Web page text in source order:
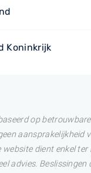
Koninkrijk
op
aansprakelijkheid
website dient enkel
advies. Beslissingen